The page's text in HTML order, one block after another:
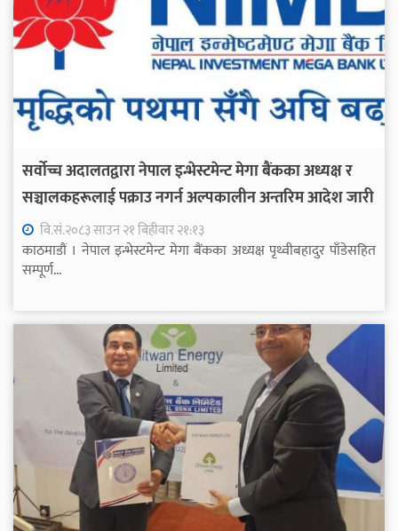
सर्वोच्च अदालतद्वारा नेपाल इन्भेस्टमेन्ट मेगा बैंकका अध्यक्ष र
सञ्चालकहरूलाई पक्राउ नगर्न अल्पकालीन अन्तरिम आदेश जारी
वि.सं.२०८३ साउन २१ बिहीवार २१:१३
काठमाडौं । नेपाल इन्भेस्टमेन्ट मेगा बैंकका अध्यक्ष पृथ्वीबहादुर पाँडेसहित
सम्पूर्ण...